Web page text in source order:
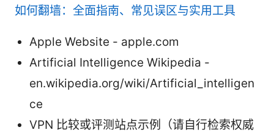
如何翻墙：全面指南、常见误区与实用工具
Apple Website - apple.com
Artificial Intelligence Wikipedia -
en.wikipedia.org/wiki/Artificial_intelligen
ce
VPN 比较或评测站点示例（请自行检索权威